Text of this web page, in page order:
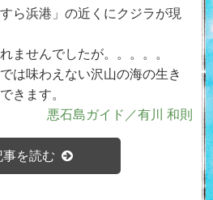
ら浜港」の近くにクジラが現
ませんでしたが。。。。。
は味わえない沢山の海の生き
きます。
悪石島ガイド／有川 和則
事を読む